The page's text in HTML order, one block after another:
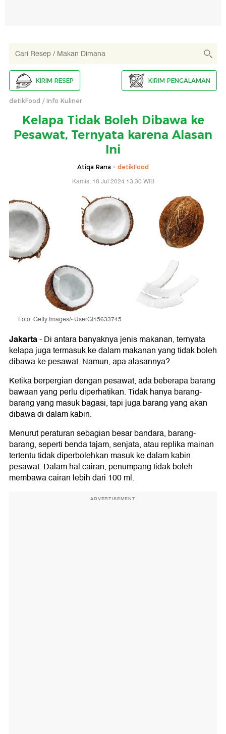
KIRIM RESEP KIRIM PENGALAMAN
detikFood Info Kuliner
Kelapa Tidak Boleh Dibawa ke
Pesawat, Ternyata karena Alasan
Ini
Atiqa Rana - detikFood
Kamis, 18 Jul 2024 13:30 WIB
Foto: Getty Images/~UserGI15633745
Jakarta-Di antara banyaknya jenis makanan, ternyata
kelapa juga termasuk ke dalam makanan yang tidak boleh
dibawa ke pesawat. Namun, apa alasannya?
Ketika berpergian dengan pesawat, ada beberapa barang
bawaan yang perlu diperhatikan. Tidak hanya barang-
barang yang masuk bagasi, tapi juga barang yang akan
dibawa di dalam kabin.
Menurut peraturan sebagian besar bandara, barang-
barang, seperti benda tajam, senjata, atau replika mainan
tertentu tidak diperbolehkan masuk ke dalam kabin
pesawat. Dalam hal cairan, penumpang tidak boleh
membawa cairan lebih dari 100 ml.
ADVERTISEMENT